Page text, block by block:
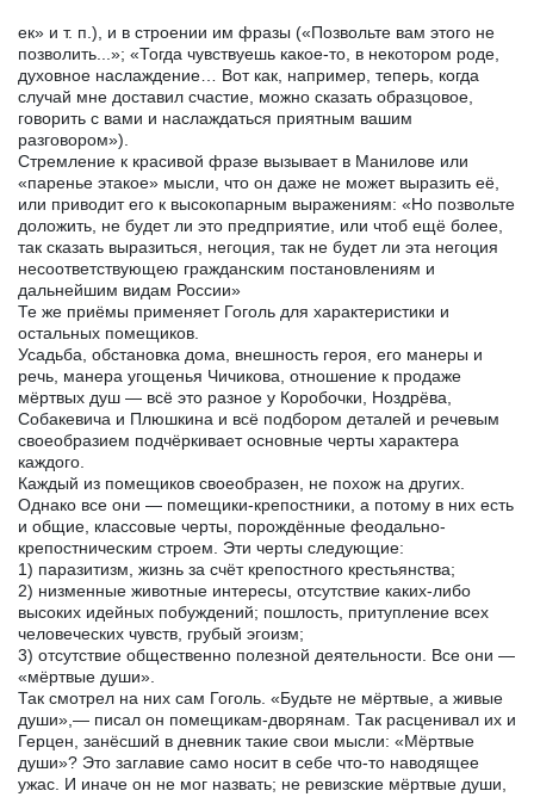
ек» и т. п.), и в строении им фразы («Позвольте вам этого не
позволить...»; «Тогда чувствуешь какое-то, в некотором роде,
духовное наслаждение… Вот как, например, теперь, когда
случай мне доставил счастие, можно сказать образцовое,
говорить с вами и наслаждаться приятным вашим
разговором»).
Стремление к красивой фразе вызывает в Манилове или
«паренье этакое» мысли, что он даже не может выразить её,
или приводит его к высокопарным выражениям: «Но позвольте
доложить, не будет ли это предприятие, или чтоб ещё более,
так сказать выразиться, негоция, так не будет ли эта негоция
несоответствующею гражданским постановлениям и
дальнейшим видам России»
Те же приёмы применяет Гоголь для характеристики и
остальных помещиков.
Усадьба, обстановка дома, внешность героя, его манеры и
речь, манера угощенья Чичикова, отношение к продаже
мёртвых душ — всё это разное у Коробочки, Ноздрёва,
Собакевича и Плюшкина и всё подбором деталей и речевым
своеобразием подчёркивает основные черты характера
каждого.
Каждый из помещиков своеобразен, не похож на других.
Однако все они — помещики-крепостники, а потому в них есть
и общие, классовые черты, порождённые феодально-
крепостническим строем. Эти черты следующие:
1) паразитизм, жизнь за счёт крепостного крестьянства;
2) низменные животные интересы, отсутствие каких-либо
высоких идейных побуждений; пошлость, притупление всех
человеческих чувств, грубый эгоизм;
3) отсутствие общественно полезной деятельности. Все они —
«мёртвые души».
Так смотрел на них сам Гоголь. «Будьте не мёртвые, а живые
души»,— писал он помещикам-дворянам. Так расценивал их и
Герцен, занёсший в дневник такие свои мысли: «Мёртвые
души»? Это заглавие само носит в себе что-то наводящее
ужас. И иначе он не мог назвать; не ревизские мёртвые души,